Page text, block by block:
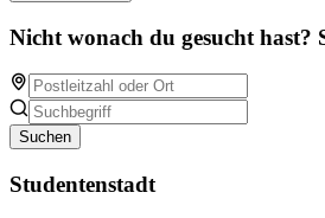
Nicht wonach du gesucht hast?
Suchen
Studentenstadt